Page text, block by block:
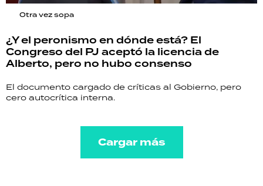
Otra vez sopa
¿Y el peronismo en dónde está? El
Congreso del PJ aceptó la licencia de
Alberto, pero no hubo consenso
El documento cargado de críticas al Gobierno, pero
cero autocrítica interna.
Cargar más